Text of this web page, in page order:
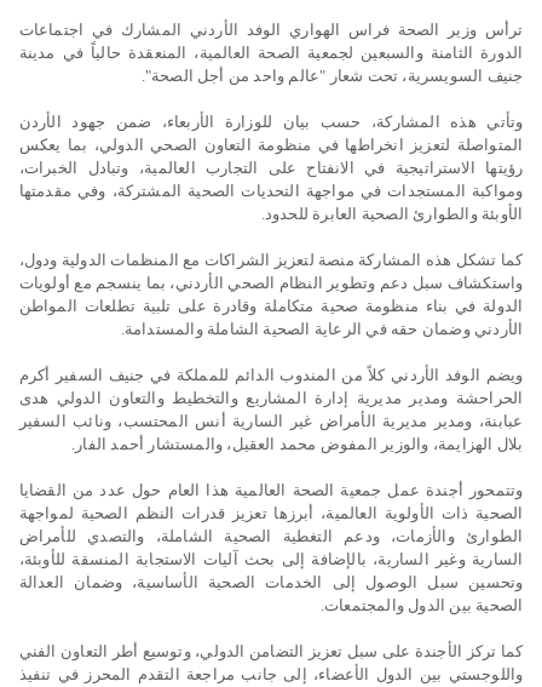
ترأس وزير الصحة فراس الهواري الوفد الأردني المشارك في اجتماعات
الدورة الثامنة والسبعين لجمعية الصحة العالمية، المنعقدة حالياً في مدينة
جنيف السويسرية، تحت شعار "عالم واحد من أجل الصحة".
وتأتي هذه المشاركة، حسب بيان للوزارة الأربعاء، ضمن جهود الأردن
المتواصلة لتعزيز انخراطها في منظومة التعاون الصحي الدولي، بما يعكس
رؤيتها الاستراتيجية في الانفتاح على التجارب العالمية، وتبادل الخبرات،
ومواكبة المستجدات في مواجهة التحديات الصحية المشتركة، وفي مقدمتها
الأوبئة والطوارئ الصحية العابرة للحدود.
كما تشكل هذه المشاركة منصة لتعزيز الشراكات مع المنظمات الدولية ودول،
واستكشاف سبل دعم وتطوير النظام الصحي الأردني، بما ينسجم مع أولويات
الدولة في بناء منظومة صحية متكاملة وقادرة على تلبية تطلعات المواطن
الأردني وضمان حقه في الرعاية الصحية الشاملة والمستدامة.
ويضم الوفد الأردني كلاً من المندوب الدائم للمملكة في جنيف السفير أكرم
الحراحشة ومدير مديرية إدارة المشاريع والتخطيط والتعاون الدولي هدى
عبابنة، ومدير مديرية الأمراض غير السارية أنس المحتسب، ونائب السفير
بلال الهزايمة، والوزير المفوض محمد العقيل، والمستشار أحمد الفار.
وتتمحور أجندة عمل جمعية الصحة العالمية هذا العام حول عدد من القضايا
الصحية ذات الأولوية العالمية، أبرزها تعزيز قدرات النظم الصحية لمواجهة
الطوارئ والأزمات، ودعم التغطية الصحية الشاملة، والتصدي للأمراض
السارية وغير السارية، بالإضافة إلى بحث آليات الاستجابة المنسقة للأوبئة،
وتحسين سبل الوصول إلى الخدمات الصحية الأساسية، وضمان العدالة
الصحية بين الدول والمجتمعات.
كما تركز الأجندة على سبل تعزيز التضامن الدولي، وتوسيع أطر التعاون الفني
واللوجستي بين الدول الأعضاء، إلى جانب مراجعة التقدم المحرز في تنفيذ